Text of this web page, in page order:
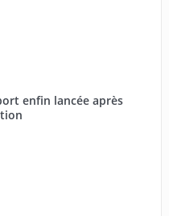
enfin lancée après